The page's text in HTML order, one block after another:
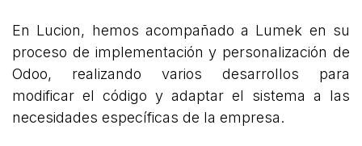
En Lucion, hemos acompañado a Lumek en su
proceso de implementación y personalización de
Odoo, realizando varios desarrollos para
modificar el código y adaptar el sistema a las
necesidades específicas de la empresa.